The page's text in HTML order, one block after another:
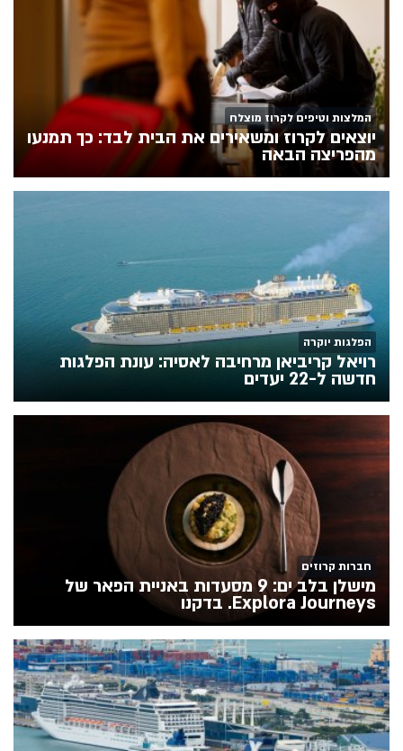
המלצות וטיפים לקרוז מוצלח
יוצאים לקרוז ומשאירים את הבית לבד: כך תמנעו
מהפריצה הבאה
הפלגות יוקרה
רויאל קריביאן מרחיבה לאסיה: עונת הפלגות
חדשה ל-22 יעדים
חברות קרוזים
מישלן בלב ים: 9 מסעדות באניית הפאר של
Explora Journeys. בדקנו